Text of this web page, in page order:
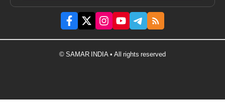
© SAMAR INDIA • All rights reserved